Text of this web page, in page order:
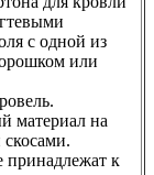
с одной из
или
материал на
принадлежат к